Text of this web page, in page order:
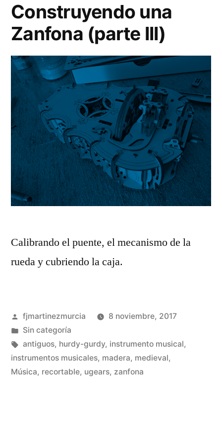
Construyendo una
Zanfona (parte III)
Calibrando el puente, el mecanismo de la
rueda y cubriendo la caja.
Publicado
por
fjmartinezmurcia
8 noviembre, 2017
Publicado
en
Sin categoría
Etiquetas:
antiguos, hurdy-gurdy, instrumento musical,
instrumentos musicales, madera, medieval,
Música, recortable, ugears, zanfona